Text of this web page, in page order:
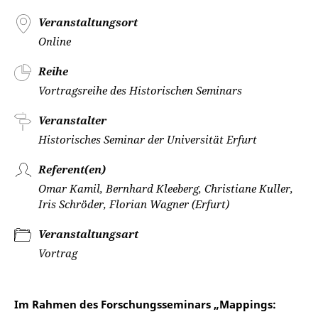
Veranstaltungsort
Online
Reihe
Vortragsreihe des Historischen Seminars
Veranstalter
Historisches Seminar der Universität Erfurt
Referent(en)
Omar Kamil, Bernhard Kleeberg, Christiane Kuller,
Iris Schröder, Florian Wagner (Erfurt)
Veranstaltungsart
Vortrag
Im Rahmen des Forschungsseminars „Mappings: